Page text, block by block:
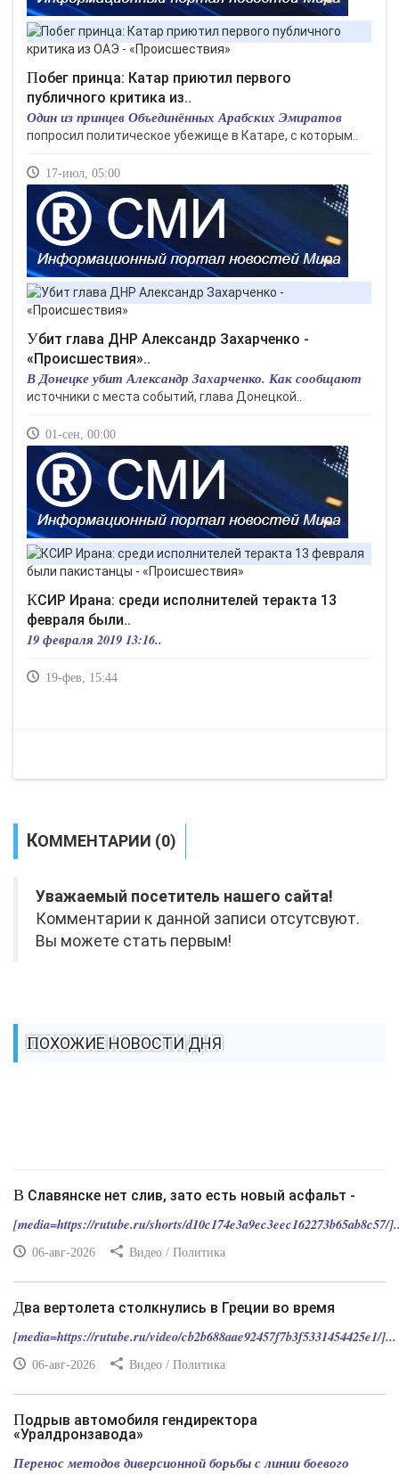
Побег принца: Катар приютил первого
публичного критика из..
Один из принцев Объединённых Арабских Эмиратов
попросил политическое убежище в Катаре, с которым..
17-июл, 05:00
Убит глава ДНР Александр Захарченко -
«Происшествия»..
В Донецке убит Александр Захарченко. Как сообщают
источники с места событий, глава Донецкой..
01-сен, 00:00
КСИР Ирана: среди исполнителей теракта 13
февраля были..
19 февраля 2019 13:16..
19-фев, 15:44
КОММЕНТАРИИ (0)
Уважаемый посетитель нашего сайта!
Комментарии к данной записи отсутсвуют.
Вы можете стать первым!
ПОХОЖИЕ НОВОСТИ ДНЯ
В Славянске нет слив, зато есть новый асфальт -
[media=https://rutube.ru/shorts/d10c174e3a9ec3eec162273b65ab8c57/
06-авг-2026 Видео / Политика
Два вертолета столкнулись в Греции во время
[media=https://rutube.ru/video/cb2b688aae92457f7b3f5331454425e1/]...
06-авг-2026 Видео / Политика
Подрыв автомобиля гендиректора
«Уралдронзавода»
Перенос методов диверсионной борьбы с линии боевого